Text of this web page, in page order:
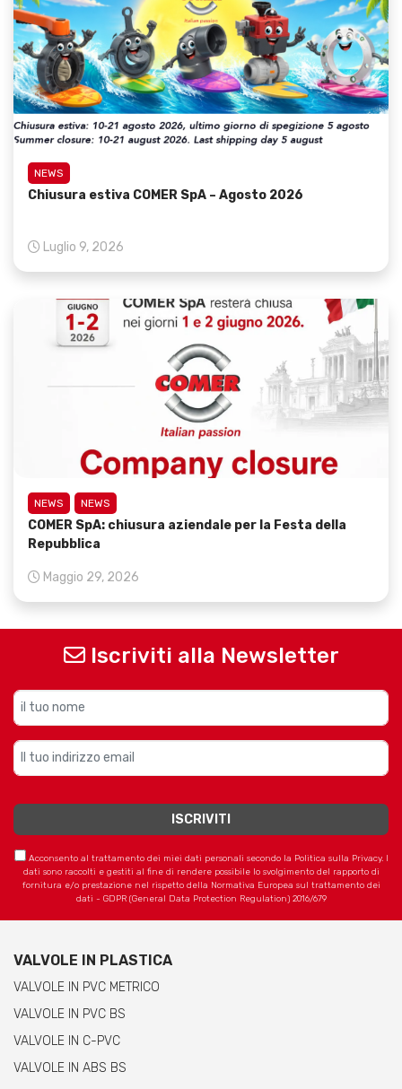
NEWS
Chiusura estiva COMER SpA – Agosto 2026
Luglio 9, 2026
NEWS NEWS
COMER SpA: chiusura aziendale per la Festa della
Repubblica
Maggio 29, 2026
Iscriviti alla Newsletter
Acconsento al trattamento dei miei dati personali secondo la Politica sulla Privacy. I
dati sono raccolti e gestiti al fine di rendere possibile lo svolgimento del rapporto di
fornitura e/o prestazione nel rispetto della Normativa Europea sul trattamento dei
dati - GDPR (General Data Protection Regulation) 2016/679
VALVOLE IN PLASTICA
VALVOLE IN PVC METRICO
VALVOLE IN PVC BS
VALVOLE IN C-PVC
VALVOLE IN ABS BS